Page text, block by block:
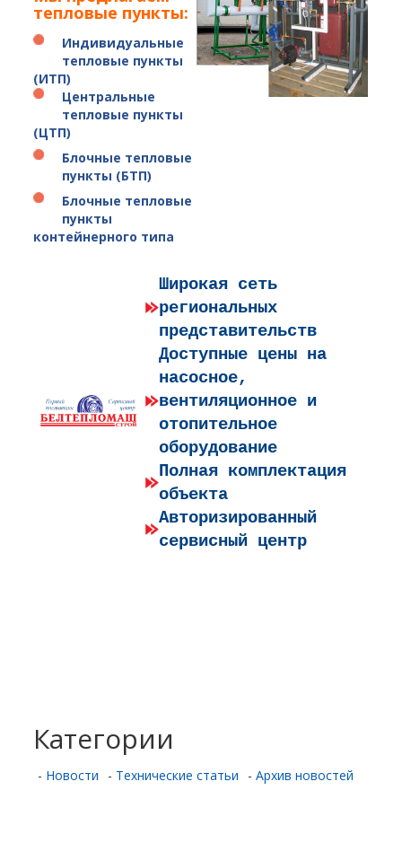
тепловые пункты:
Индивидуальные
тепловые пункты
(ИТП)
Центральные
тепловые пункты
(ЦТП)
Блочные тепловые
пункты (БТП)
Блочные тепловые
пункты
контейнерного типа
Широкая сеть
региональных
представительств
Доступные цены на
насосное,
вентиляционное и
отопительное
оборудование
Полная комплектация
объекта
Авторизированный
сервисный центр
Категории
- Новости - Технические статьи -Архив новостей